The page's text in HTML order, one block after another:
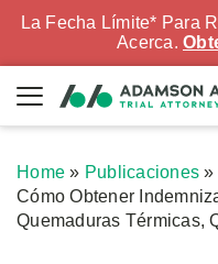
La Fecha Límite* Para
Acerca.
Home » Publicaciones »
Cómo Obtener
Quemaduras Térmicas,